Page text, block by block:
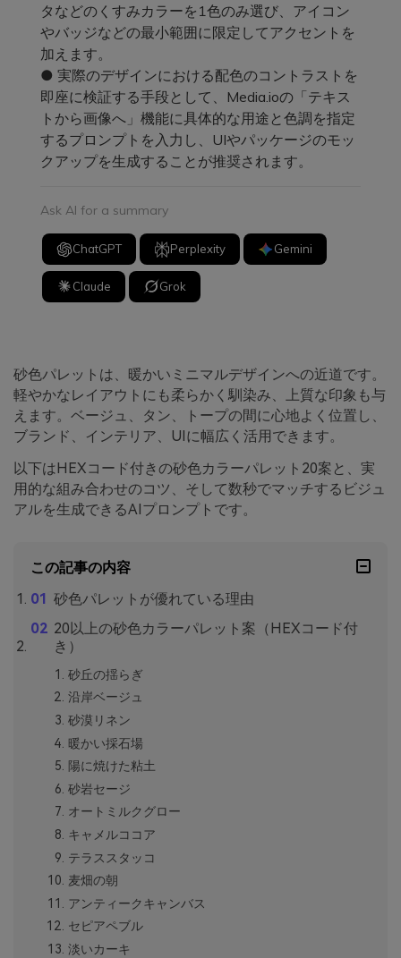
タなどのくすみカラーを1色のみ選び、アイコン
やバッジなどの最小範囲に限定してアクセントを
加えます。
● 実際のデザインにおける配色のコントラストを
即座に検証する手段として、Media.ioの「テキス
トから画像へ」機能に具体的な用途と色調を指定
するプロンプトを入力し、UIやパッケージのモッ
クアップを生成することが推奨されます。
Ask AI for a summary
ChatGPT Perplexity Gemini
Claude Grok
砂色パレットは、暖かいミニマルデザインへの近道です。
軽やかなレイアウトにも柔らかく馴染み、上質な印象も与
えます。ベージュ、タン、トープの間に心地よく位置し、
ブランド、インテリア、UIに幅広く活用できます。
以下はHEXコード付きの砂色カラーパレット20案と、実
用的な組み合わせのコツ、そして数秒でマッチするビジュ
アルを生成できるAIプロンプトです。
この記事の内容
砂色パレットが優れている理由
20以上の砂色カラーパレット案（HEXコード付
き）
砂丘の揺らぎ
沿岸ベージュ
砂漠リネン
暖かい採石場
陽に焼けた粘土
砂岩セージ
オートミルクグロー
キャメルココア
テラススタッコ
麦畑の朝
アンティークキャンバス
セピアペブル
淡いカーキ